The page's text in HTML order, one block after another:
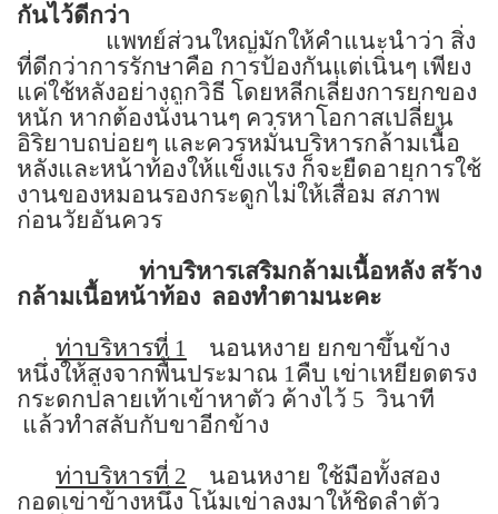
กันไว้ดีกว่า
แพทย์ส่วนใหญ่มักให้คำแนะนำว่า สิ่ง
ที่ดีกว่าการรักษาคือ การป้องกันแต่เนิ่นๆ เพียง
แค่ใช้หลังอย่างถูกวิธี โดยหลีกเลี่ยงการยกของ
หนัก หากต้องนั่งนานๆ ควรหาโอกาสเปลี่ยน
อิริยาบถบ่อยๆ และควรหมั่นบริหารกล้ามเนื้อ
หลังและหน้าท้องให้แข็งแรง ก็จะยืดอายุการใช้
งานของหมอนรองกระดูกไม่ให้เสื่อม สภาพ
ก่อนวัยอันควร
ท่าบริหารเสริมกล้ามเนื้อหลัง สร้าง
กล้ามเนื้อหน้าท้อง ลองทำตามนะคะ
ท่าบริหารที่ 1
นอนหงาย ยกขาขึ้นข้าง
หนึ่งให้สูงจากพื้นประมาณ 1คืบ เข่าเหยียดตรง
กระดกปลายเท้าเข้าหาตัว ค้างไว้ 5 วินาที
แล้วทำสลับกับขาอีกข้าง
ท่าบริหารที่ 2
นอนหงาย ใช้มือทั้งสอง
กอดเข่าข้างหนึ่ง โน้มเข่าลงมาให้ชิดลำตัว